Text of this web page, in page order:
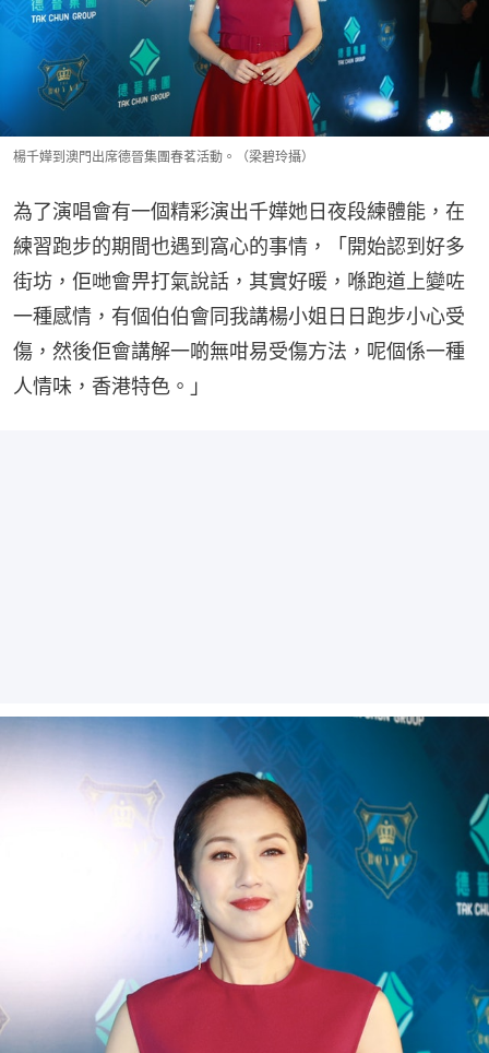
楊千嬅到澳門出席德晉集團春茗活動。（梁碧玲攝）
為了演唱會有一個精彩演出千嬅她日夜段練體能，在
練習跑步的期間也遇到窩心的事情，「開始認到好多
街坊，佢哋會畀打氣說話，其實好暖，喺跑道上變咗
一種感情，有個伯伯會同我講楊小姐日日跑步小心受
傷，然後佢會講解一啲無咁易受傷方法，呢個係一種
人情味，香港特色。」